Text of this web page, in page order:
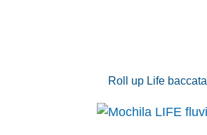
Roll up Life baccata